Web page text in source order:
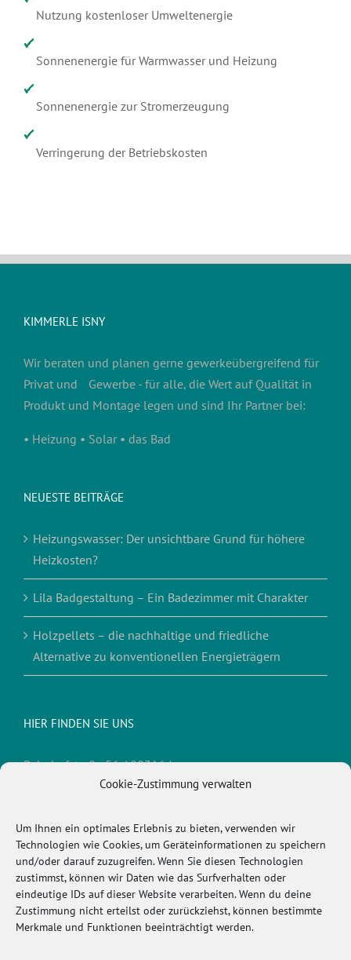
Cookie-Zustimmung verwalten
Um Ihnen ein optimales Erlebnis zu bieten, verwenden wir
Technologien wie Cookies, um Geräteinformationen zu speichern
und/oder darauf zuzugreifen. Wenn Sie diesen Technologien
zustimmst, können wir Daten wie das Surfverhalten oder
eindeutige IDs auf dieser Website verarbeiten. Wenn du deine
Zustimmung nicht erteilst oder zurückziehst, können bestimmte
Merkmale und Funktionen beeinträchtigt werden.
Nutzung kostenloser Umweltenergie
Sonnenenergie für Warmwasser und Heizung
Sonnenenergie zur Stromerzeugung
Verringerung der Betriebskosten
KIMMERLE ISNY
Wir beraten und planen gerne gewerkeübergreifend für
Privat und Gewerbe - für alle, die Wert auf Qualität in
Produkt und Montage legen und sind Ihr Partner bei:
• Heizung • Solar • das Bad
NEUESTE BEITRÄGE
Heizungswasser: Der unsichtbare Grund für höhere
Heizkosten?
Lila Badgestaltung – Ein Badezimmer mit Charakter
Holzpellets – die nachhaltige und friedliche
Alternative zu konventionellen Energieträgern
HIER FINDEN SIE UNS
Bahnhofstraße 56 / 88316 Isny
0 75 62/93 10 1
E-Mail: info@kimmerle-isny.de
WICHTIGES
Cookie-Richtlinie (EU)